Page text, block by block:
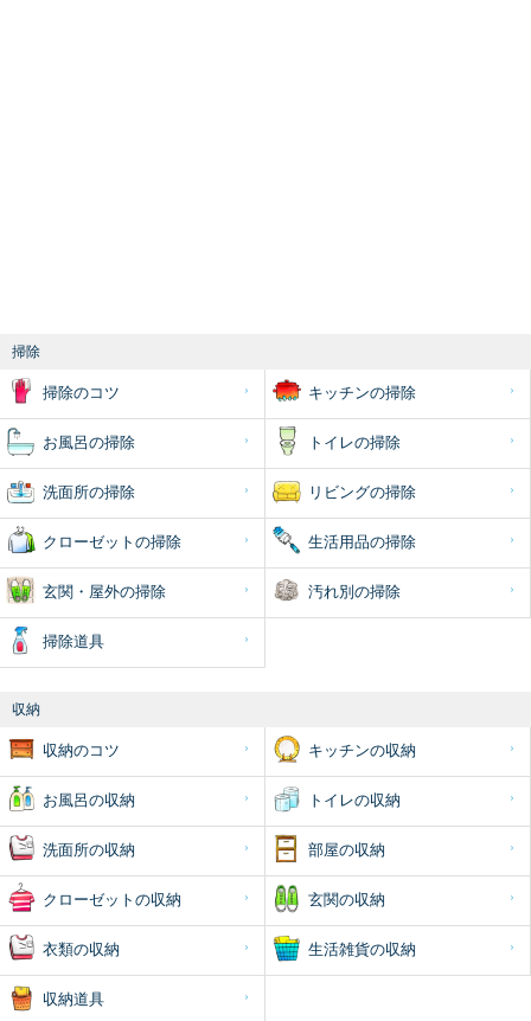
掃除
掃除のコツ キッチンの掃除
お風呂の掃除 トイレの掃除
洗面所の掃除 リビングの掃除
クローゼットの掃除 生活用品の掃除
玄関・屋外の掃除 汚れ別の掃除
掃除道具
収納
収納のコツ キッチンの収納
お風呂の収納 トイレの収納
洗面所の収納 部屋の収納
クローゼットの収納 玄関の収納
衣類の収納 生活雑貨の収納
収納道具